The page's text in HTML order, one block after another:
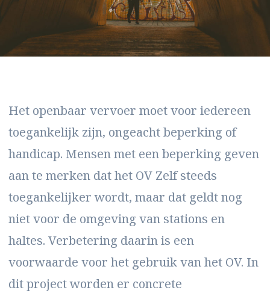
Het openbaar vervoer moet voor iedereen
toegankelijk zijn, ongeacht beperking of
handicap. Mensen met een beperking geven
aan te merken dat het OV Zelf steeds
toegankelijker wordt, maar dat geldt nog
niet voor de omgeving van stations en
haltes. Verbetering daarin is een
voorwaarde voor het gebruik van het OV. In
dit project worden er concrete